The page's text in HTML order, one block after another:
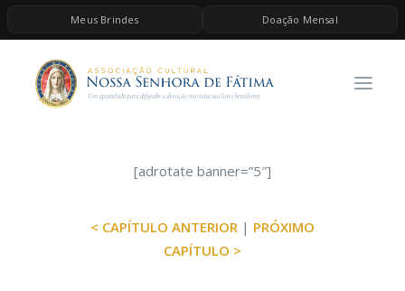
Meus Brindes Doação Mensal
HOME
A ASSOCIAÇÃO
ESPIRITUALIDADE
BRINDES
[adrotate banner=”5″]
< CAPÍTULO ANTERIOR | PRÓXIMO
CAPÍTULO >